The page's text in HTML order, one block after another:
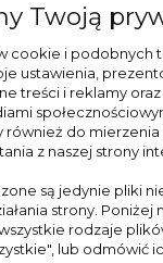
do naszego
z najnowszymi
inspiracjami!
Twoją
cookie i podobnych
ustawienia,
treści i reklamy
również do mierzenia
z naszej strony
są jedynie pliki
strony. Poniżej
rodzaje
lub odmówić